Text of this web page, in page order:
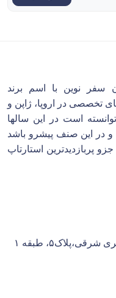
نوین با اسم برند
تورهای تخصصی در اروپا، ژاپن و
است در این سالها
در این صنف پیشرو باشد
پربازدیدترین استارتاپ
طبقه ۱